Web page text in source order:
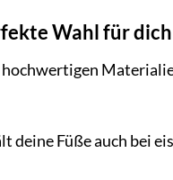
Wahl für
deine Füße auch bei